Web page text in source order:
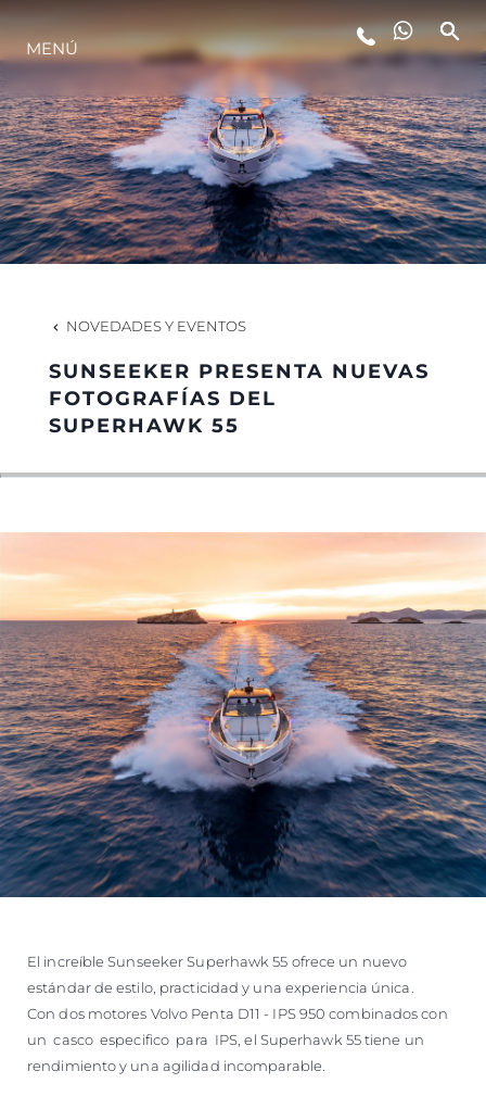
ESTILO DE VIDA
INNOVACIÓN
¿QUIÉNES SOMOS?
EL EQUIPO
HISTORIA
VALORE SU EMBARCACIÓN
MENÚ
NOVEDADES Y EVENTOS
SUNSEEKER PRESENTA NUEVAS
FOTOGRAFÍAS DEL
SUPERHAWK 55
El increíble Sunseeker Superhawk 55 ofrece un nuevo
estándar de estilo, practicidad y una experiencia única.
Con dos motores Volvo Penta D11 - IPS 950 combinados con
un casco especifico para IPS, el Superhawk 55 tiene un
rendimiento y una agilidad incomparable.